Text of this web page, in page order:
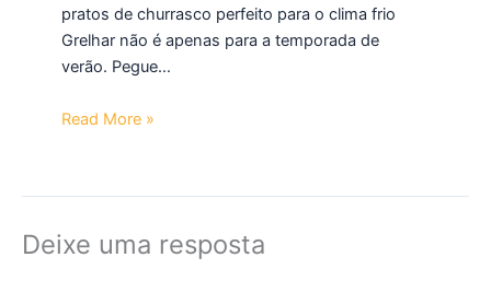
pratos de churrasco perfeito para o clima frio
Grelhar não é apenas para a temporada de
verão. Pegue…
Read More »
Deixe uma resposta